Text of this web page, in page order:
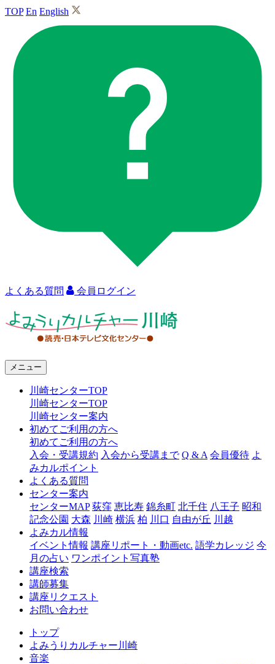
TOP En English
よくある質問 会員ログイン
ャ
崎
メニュー
川崎センターTOP
川崎センターTOP
川崎センター案内
初めてご利用の方へ
初めてご利用の方へ
入会・受講規約 入会から受講まで Q & A 会員優待 よ
みカルポイント
よくある質問
センター案内
センターMAP 荻窪 恵比寿 錦糸町 北千住 八王子 昭和
記念公園 大森 川崎 横浜 柏 川口 自由が丘 川越
よみカル情報
イベント情報 講座リポート・動画etc. 語学カレッジ 今
月の占い ワンポイント写真塾
講座検索
講師募集
講座リクエスト
お問い合わせ
トップ
よみうりカルチャー川崎
音楽